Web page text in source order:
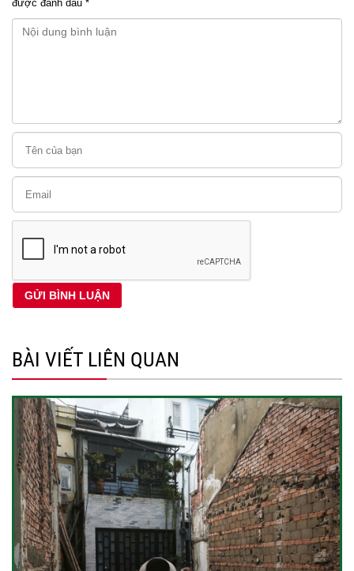
được đánh dấu *
BÀI VIẾT LIÊN QUAN